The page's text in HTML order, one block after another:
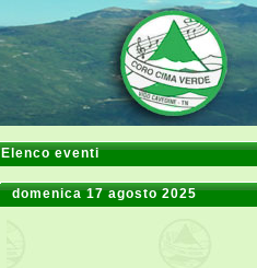
Elenco eventi
domenica 17 agosto 2025